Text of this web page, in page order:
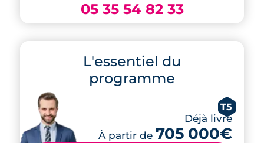
05 35 54 82 33
L'essentiel du
programme
T5
Déjà livré
À partir de 705 000€